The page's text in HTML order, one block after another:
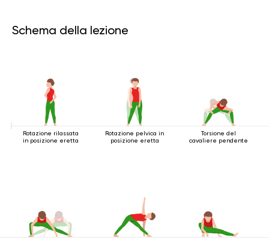
Schema della lezione
Rotazione rilassata
in posizione eretta
Rotazione pelvica in
posizione eretta
Torsione del
cavaliere pendente